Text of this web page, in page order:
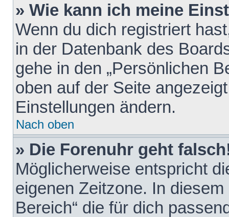
» Wie kann ich meine
Wenn du dich registriert
in der Datenbank des
gehe in den „Persönlichen
oben auf der Seite
Einstellungen ändern.
Nach oben
» Die Forenuhr geht
Möglicherweise entspricht
eigenen Zeitzone. In
Bereich“ die für dich